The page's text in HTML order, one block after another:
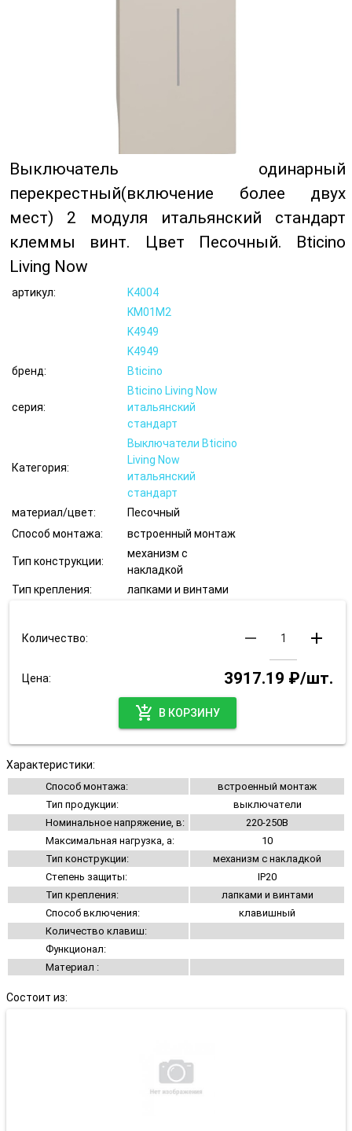
Выключатель одинарный
перекрестный(включение более двух
мест) 2 модуля итальянский стандарт
клеммы винт. Цвет Песочный. Bticino
Living Now
артикул:
K4004
KM01M2
K4949
K4949
бренд:
Bticino
серия:
Bticino Living Now
итальянский
стандарт
Категория:
Выключатели Bticino
Living Now
итальянский
стандарт
материал/цвет:
Песочный
Способ монтажа:
встроенный монтаж
Тип конструкции:
механизм с
накладкой
Тип крепления:
лапками и винтами
Количество: remove add
Цена:
3917.19 ₽/шт.
add_shopping_cart
В КОРЗИНУ
Характеристики:
Способ монтажа:
встроенный монтаж
Тип продукции:
выключатели
Номинальное напряжение, в:
220-250В
Максимальная нагрузка, а:
10
Тип конструкции:
механизм с накладкой
Степень защиты:
IP20
Тип крепления:
лапками и винтами
Способ включения:
клавишный
Количество клавиш:
Функционал:
Материал :
Состоит из: